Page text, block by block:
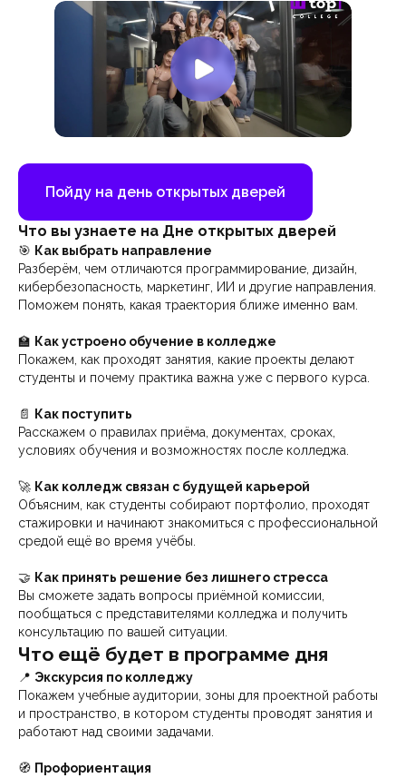
Пойду на день открытых дверей
Что вы узнаете на Дне открытых дверей
🎯 Как выбрать направление
Разберём, чем отличаются программирование, дизайн,
кибербезопасность, маркетинг, ИИ и другие направления.
Поможем понять, какая траектория ближе именно вам.
🏫 Как устроено обучение в колледже
Покажем, как проходят занятия, какие проекты делают
студенты и почему практика важна уже с первого курса.
📄
Как поступить
Расскажем о правилах приёма, документах, сроках,
условиях обучения и возможностях после колледжа.
🚀 Как колледж связан с будущей карьерой
Объясним, как студенты собирают портфолио, проходят
стажировки и начинают знакомиться с профессиональной
средой ещё во время учёбы.
🤝 Как принять решение без лишнего стресса
Вы сможете задать вопросы приёмной комиссии,
пообщаться с представителями колледжа и получить
консультацию по вашей ситуации.
Что ещё будет в программе дня
📍 Экскурсия по колледжу
Покажем учебные аудитории, зоны для проектной работы
и пространство, в котором студенты проводят занятия и
работают над своими задачами.
🧭 Профориентация